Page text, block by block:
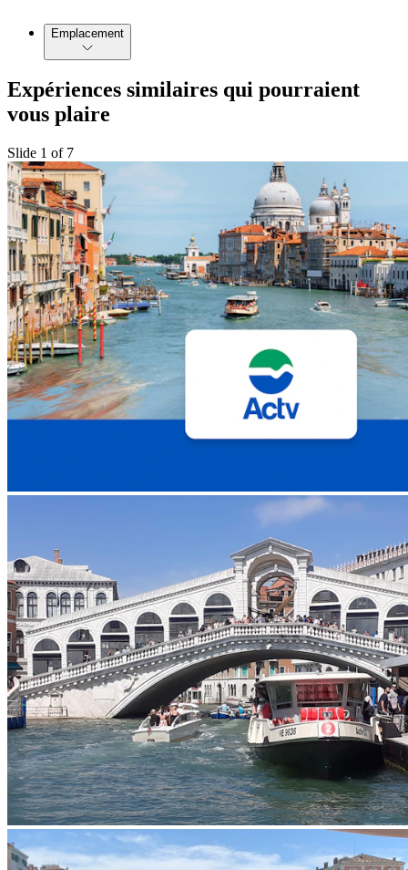
Emplacement
Expériences similaires qui pourraient
vous plaire
Slide 1 of 7